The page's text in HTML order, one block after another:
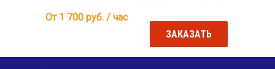
От 1 700 руб. / час
ЗАКАЗАТЬ